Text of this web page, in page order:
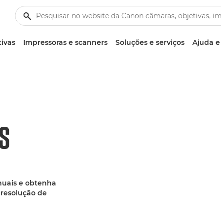
Impressoras e scanners Soluções e serviços Ajuda
e obtenha
de